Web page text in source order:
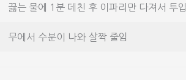
끓는 물에 1분 데친 후 이파리만 다져서 투입
무에서 수분이 나와 살짝 줄임